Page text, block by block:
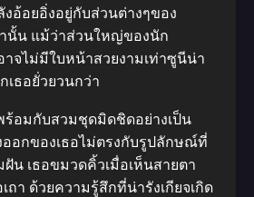
งอ้อยอิ่งอยู่กับส่วนต่างๆของ
นั้น แม้ว่าส่วนใหญ่ของนัก
จไม่มีใบหน้าสวยงามเท่าซูนีน่า
เธอยั่วยวนกว่า
อมกับสวมชุดมิดชิดอย่างเป็น
ออกของเธอไม่ตรงกับรูปลักษณ์ที่
น เธอขมวดคิ้วเมื่อเห็นสายตา
ถา ด้วยความรู้สึกที่น่ารังเกียจเกิด